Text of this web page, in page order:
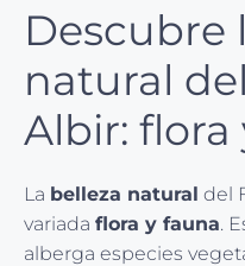
Descubre
natural
Albir: flora
La belleza natural del
variada flora y fauna.
alberga especies